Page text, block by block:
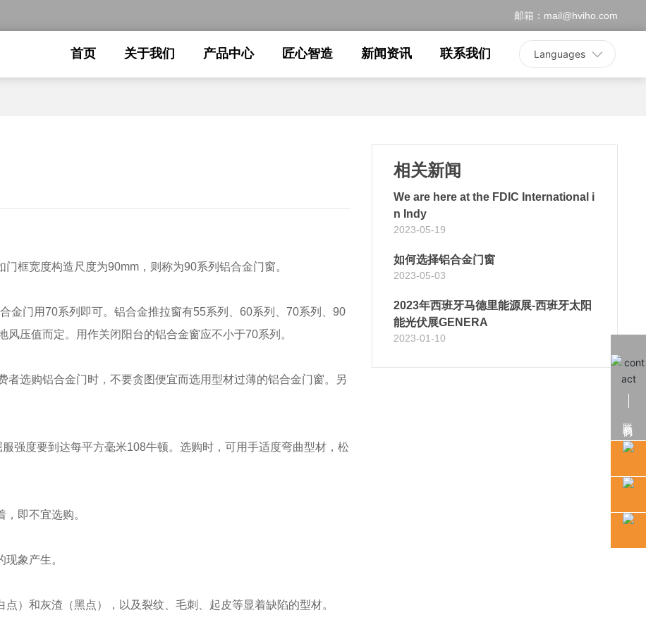
邮箱： mail@hviho.com
首页 关于我们 产品中心 匠心智造 新闻资讯 联系我们 Languages
框宽度构造尺度为90mm，则称为90系列铝合金门窗。
门用70系列即可。铝合金推拉窗有55系列、60系列、70系列、90
压值而定。用作关闭阳台的铝合金窗应不小于70系列。
选购铝合金门时，不要贪图便宜而选用型材过薄的铝合金门窗。另
强度要到达每平方毫米108牛顿。选购时，可用手适度弯曲型材，松
即不宜选购。
象产生。
点）和灰渣（黑点），以及裂纹、毛刺、起皮等显着缺陷的型材。
相关新闻
We are here at the FDIC International i
n Indy
2023-05-19
如何选择铝合金门窗
2023-05-03
2023年西班牙马德里能源展-西班牙太阳
能光伏展GENERA
2023-01-10